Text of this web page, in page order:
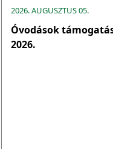
2026. AUGUSZTUS 05.
Óvodások
2026.